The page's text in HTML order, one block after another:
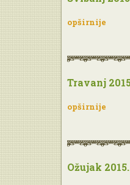
opširnije
Travanj
opširnije
Ožujak 2015.